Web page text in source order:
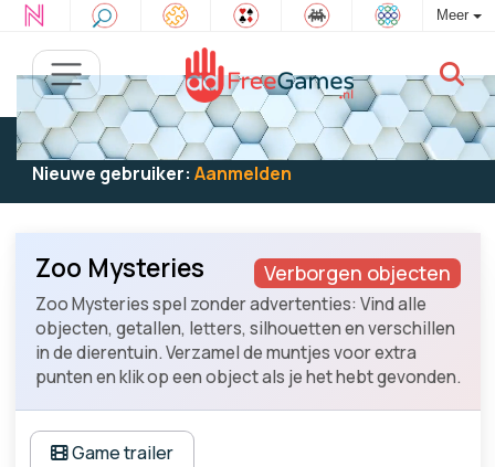
Meer
Bestaande gebruiker: Log in
om te spelen
Nieuwe gebruiker: Aanmelden
Verborgen objecten
Zoo Mysteries
Zoo Mysteries spel zonder advertenties: Vind alle
objecten, getallen, letters, silhouetten en verschillen
in de dierentuin. Verzamel de muntjes voor extra
punten en klik op een object als je het hebt gevonden.
Game trailer